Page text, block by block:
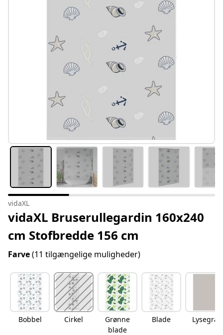
#sharemevidaxl
vidaXL
vidaXL Bruserullegardin 160x240
cm Stofbredde 156 cm
Farve(11 tilgængelige muligheder)
Bobbel Cirkel
Grønne
blade
Blade Lysegrå